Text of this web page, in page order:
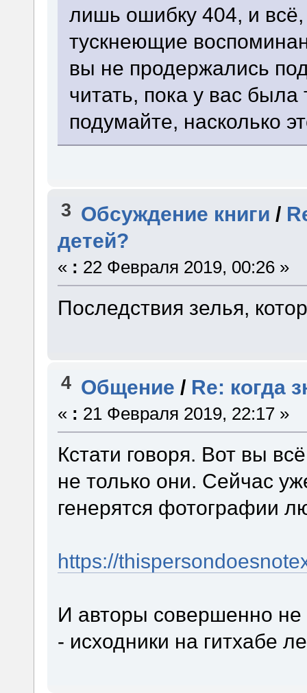
лишь ошибку 404, и
тускнеющие
вы не продержались
читать, пока у вас
подумайте, насколько
3 Обсуждение книги /
детей?
« : 22 Февраля 2019, 00:26 »
Последствия зелья,
4 Общение / Re: когда
« : 21 Февраля 2019, 22:17 »
Кстати говоря. Вот вы
не только они. Сейчас
генерятся фотографии
https://
И авторы совершенно не
- исходники на гитхабе